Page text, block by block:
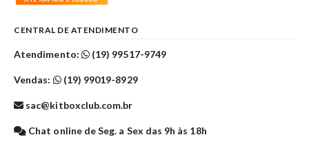
CENTRAL DE ATENDIMENTO
Atendimento: (19) 99517-9749
Vendas: (19) 99019-8929
sac@kitboxclub.com.br
Chat online de Seg. a Sex das 9h às 18h